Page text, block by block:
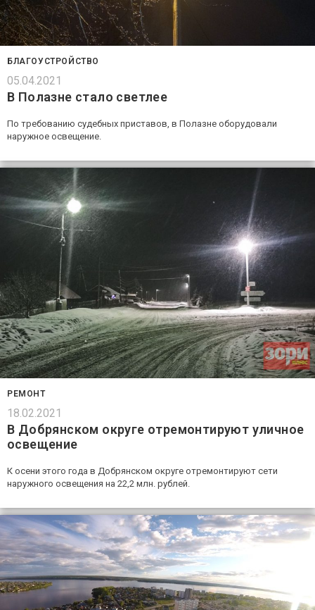
БЛАГОУСТРОЙСТВО
05.04.2021
В Полазне стало светлее
По требованию судебных приставов, в Полазне оборудовали
наружное освещение.
РЕМОНТ
18.02.2021
В Добрянском округе отремонтируют уличное
освещение
К осени этого года в Добрянском округе отремонтируют сети
наружного освещения на 22,2 млн. рублей.